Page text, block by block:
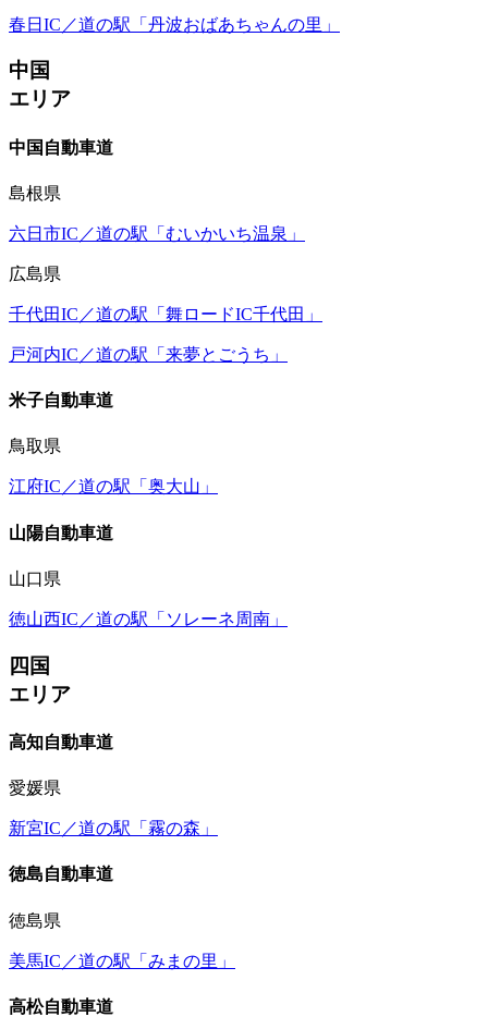
春日IC／道の駅「丹波おばあちゃんの里」
中国
エリア
中国自動車道
島根県
六日市IC／道の駅「むいかいち温泉」
広島県
千代田IC／道の駅「舞ロードIC千代田」
戸河内IC／道の駅「来夢とごうち」
米子自動車道
鳥取県
江府IC／道の駅「奥大山」
山陽自動車道
山口県
徳山西IC／道の駅「ソレーネ周南」
四国
エリア
高知自動車道
愛媛県
新宮IC／道の駅「霧の森」
徳島自動車道
徳島県
美馬IC／道の駅「みまの里」
高松自動車道